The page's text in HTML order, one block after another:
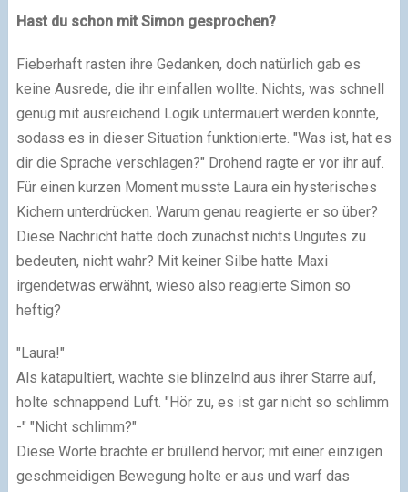
Hast du schon mit Simon gesprochen?
Fieberhaft rasten ihre Gedanken, doch natürlich gab es
keine Ausrede, die ihr einfallen wollte. Nichts, was schnell
genug mit ausreichend Logik untermauert werden konnte,
sodass es in dieser Situation funktionierte. "Was ist, hat es
dir die Sprache verschlagen?" Drohend ragte er vor ihr auf.
Für einen kurzen Moment musste Laura ein hysterisches
Kichern unterdrücken. Warum genau reagierte er so über?
Diese Nachricht hatte doch zunächst nichts Ungutes zu
bedeuten, nicht wahr? Mit keiner Silbe hatte Maxi
irgendetwas erwähnt, wieso also reagierte Simon so
heftig?
"Laura!"
Als katapultiert, wachte sie blinzelnd aus ihrer Starre auf,
holte schnappend Luft. "Hör zu, es ist gar nicht so schlimm
-" "Nicht schlimm?"
Diese Worte brachte er brüllend hervor; mit einer einzigen
geschmeidigen Bewegung holte er aus und warf das